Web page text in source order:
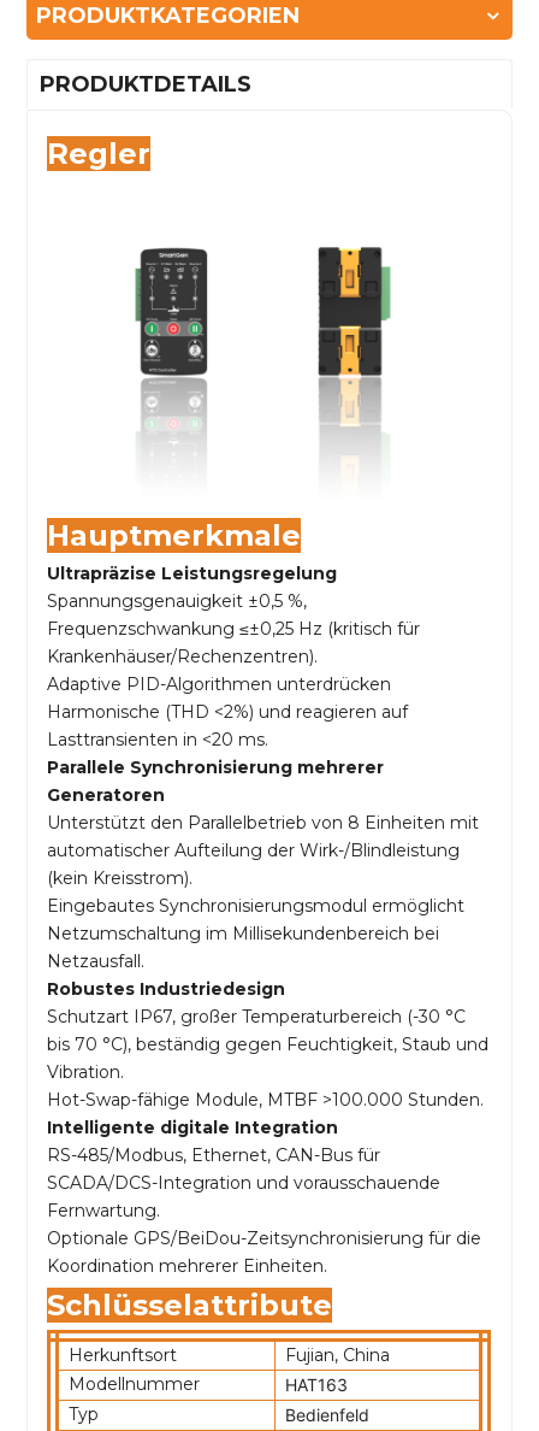
PRODUKTKATEGORIEN
PRODUKTDETAILS
Regler
Hauptmerkmale
Ultrapräzise Leistungsregelung
Spannungsgenauigkeit ±0,5 %,
Frequenzschwankung ≤±0,25 Hz (kritisch für
Krankenhäuser/Rechenzentren).
Adaptive PID-Algorithmen unterdrücken
Harmonische (THD <2%) und reagieren auf
Lasttransienten in <20 ms.
Parallele Synchronisierung mehrerer
Generatoren
Unterstützt den Parallelbetrieb von 8 Einheiten mit
automatischer Aufteilung der Wirk-/Blindleistung
(kein Kreisstrom).
Eingebautes Synchronisierungsmodul ermöglicht
Netzumschaltung im Millisekundenbereich bei
Netzausfall.
Robustes Industriedesign
Schutzart IP67, großer Temperaturbereich (-30 °C
bis 70 °C), beständig gegen Feuchtigkeit, Staub und
Vibration.
Hot-Swap-fähige Module, MTBF >100.000 Stunden.
Intelligente digitale Integration
RS-485/Modbus, Ethernet, CAN-Bus für
SCADA/DCS-Integration und vorausschauende
Fernwartung.
Optionale GPS/BeiDou-Zeitsynchronisierung für die
Koordination mehrerer Einheiten.
Schlüsselattribute
Herkunftsort
Fujian, China
Modellnummer
HAT163
Typ Bedienfeld